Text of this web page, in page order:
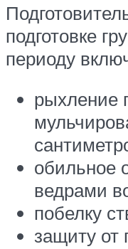
подготовке
периоду
рыхление
обильное
ведрами
побелку
защиту от